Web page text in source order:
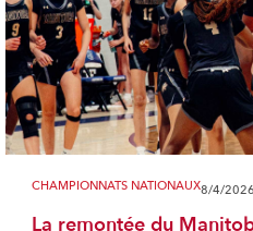
CHAMPIONNATS NATIONAUX8/4/2026
La remontée du